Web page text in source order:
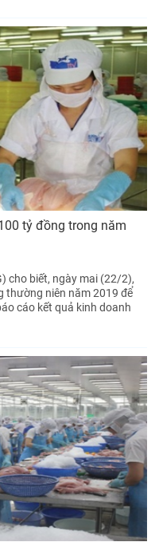
tỷ đồng trong năm
cho biết, ngày mai (22/2),
thường niên năm 2019 để
cáo kết quả kinh doanh